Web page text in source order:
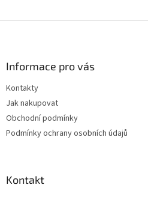
Informace pro vás
Kontakty
Jak nakupovat
Obchodní podmínky
Podmínky ochrany osobních údajů
Kontakt